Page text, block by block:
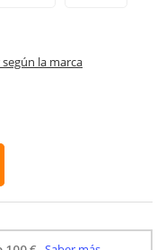
la marca